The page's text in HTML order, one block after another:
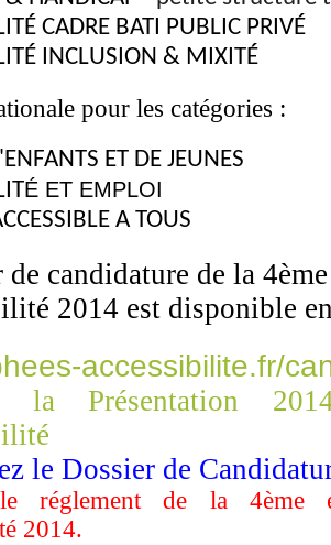
CADRE BATI PUBLIC PRIVÉ
INCLUSION & MIXITÉ
pour les catégories :
ET DE JEUNES
É ET EMPLOI
A TOUS
de candidature de la
2014 est disponible
accessibilite.fr/
la Présentation
le Dossier de
le réglement de la 4ème
2014.